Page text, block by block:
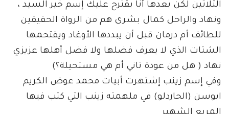
الثلاثين لكن بعدها أنا بقترح عليك إسم خير السيد ،
ونهاد والراحل كمال بشرى هم من الرواة الحقيقين
للطائف أم درمان قبل أن يبددها الأوغاد ويقتحمها
الشتات الذي لا يعرف فضلها ولا فضل أهلها عزيزي
نهاد ( هل من عودة تاني أم هي مستحيلة؟)
وفي إسم زينب إشتهرت أبيات محمد عوض الكريم
ابوسن (الحاردلو) في ملهمته زينب التي كتب فيها